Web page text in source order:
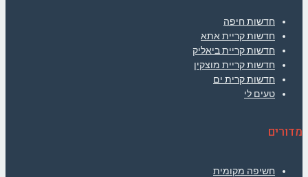
חדשות חיפה
חדשות קריית אתא
חדשות קריית ביאליק
חדשות קריית מוצקין
חדשות קרית ים
טעים לי
מדורים
חשיפה מקומית